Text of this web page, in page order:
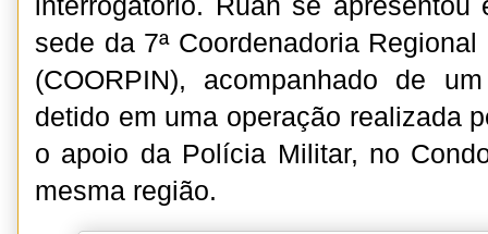
interrogatório. Ruan se apresentou
sede da 7ª Coordenadoria
(COORPIN), acompanhado de
detido em uma operação realizada
o apoio da Polícia Militar, no
mesma região.